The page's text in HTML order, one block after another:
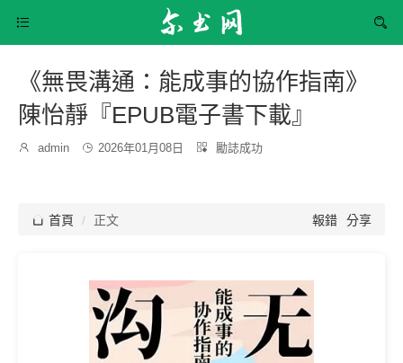


《無畏溝通：能成事的協作指南》
陳怡靜『EPUB電子書下載』

博
admin  發
2026年01月08日 
分
勵誌成功
 首頁 正文 報錯 分享